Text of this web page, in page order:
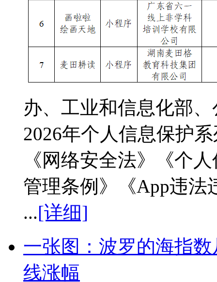
办、工业和信息化部
2026年个人信息保护
《网络安全法》《个
管理条例》《App违法
...[详细]
一张图：波罗的海指
线涨幅